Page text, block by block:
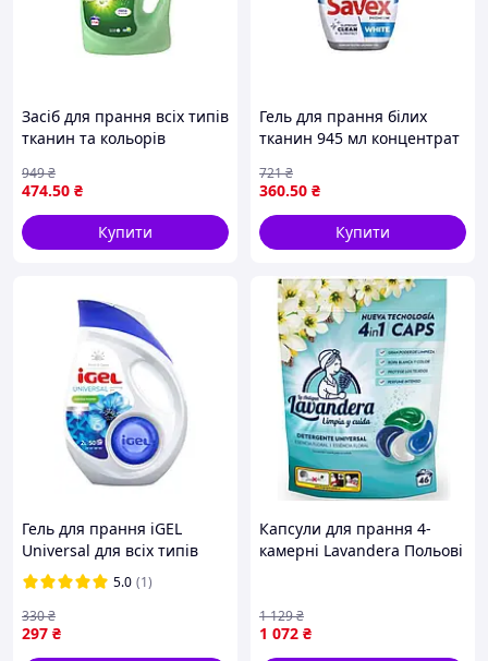
Засіб для прання всіх типів
тканин та кольорів
474.50 ₴
949₴
Купити
Гель для прання білих
тканин 945 мл концентрат
універсальний мийний
засіб для захисту та
чистоти
360.50 ₴
721₴
Купити
Гель для прання iGEL
Universal для всіх типів
білизни 2 л 5.0 (1)
297 ₴
330₴
Капсули для прання 4-
камерні Lavandera Польові
автомат
1 072 ₴
1 129₴